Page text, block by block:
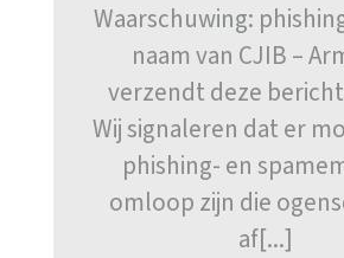
Waarschuwing:
naam van CJIB –
verzendt deze
Wij signaleren dat er
phishing- en
omloop zijn die
af[...]